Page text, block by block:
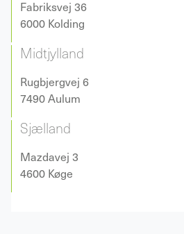
Fabriksvej 36
6000 Kolding
Midtjylland
Rugbjergvej 6
7490 Aulum
Sjælland
Mazdavej 3
4600 Køge